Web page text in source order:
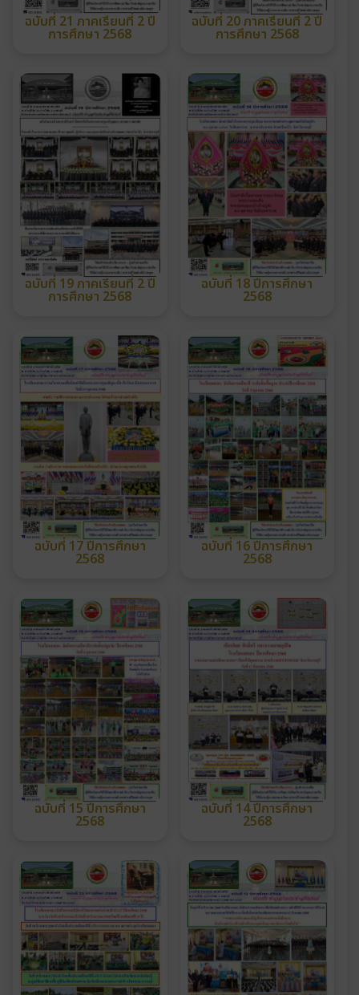
ฉบับที่ 21 ภาคเรียนที่ 2 ปี
การศึกษา 2568
ฉบับที่ 20 ภาคเรียนที่ 2 ปี
การศึกษา 2568
ฉบับที่ 19 ภาคเรียนที่ 2 ปี
การศึกษา 2568
ฉบับที่ 18 ปีการศึกษา
2568
ฉบับที่ 17 ปีการศึกษา
2568
ฉบับที่ 16 ปีการศึกษา
2568
ฉบับที่ 15 ปีการศึกษา
2568
ฉบับที่ 14 ปีการศึกษา
2568